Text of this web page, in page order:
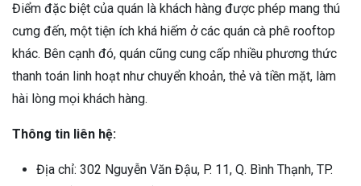
Điểm đặc biệt của quán là khách hàng được phép mang thú
cưng đến, một tiện ích khá hiếm ở các quán cà phê rooftop
khác. Bên cạnh đó, quán cũng cung cấp nhiều phương thức
thanh toán linh hoạt như chuyển khoản, thẻ và tiền mặt, làm
hài lòng mọi khách hàng.
Thông tin liên hệ:
Địa chỉ: 302 Nguyễn Văn Đậu, P. 11, Q. Bình Thạnh, TP.